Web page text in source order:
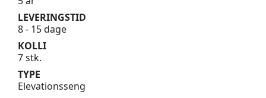
LEVERINGSTID
8 - 15 dage
KOLLI
7 stk.
TYPE
Elevationsseng